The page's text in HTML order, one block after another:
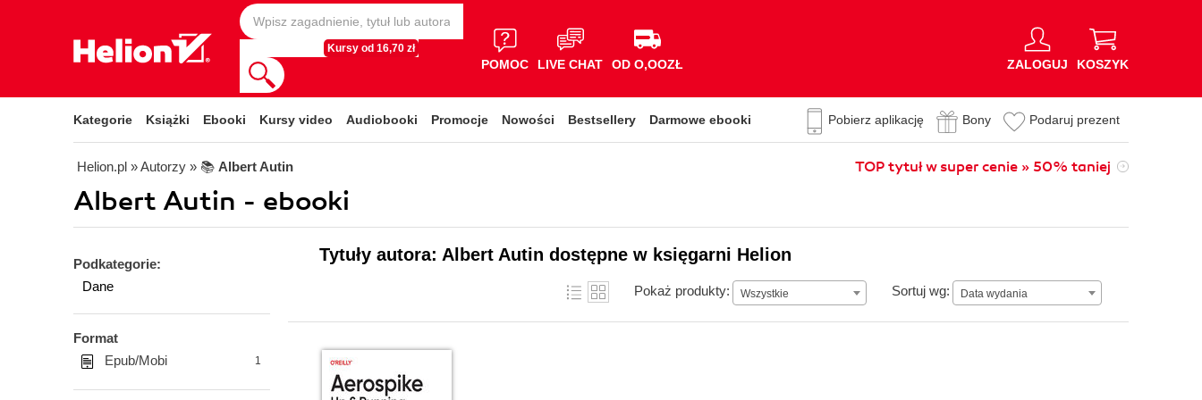
Kursy od 16,70 zł
POMOC LIVE CHAT OD O,OOZŁ ZALOGUJ KOSZYK
Kategorie Książki Ebooki Kursy video Audiobooki Promocje Nowości Bestsellery Darmowe ebooki Pobierz aplikację Bony Podaruj prezent
Helion.pl » Autorzy » 📚 Albert Autin TOP tytuł w super cenie » 50% taniej
Albert Autin - ebooki
Podkategorie:
Dane
Format
Epub/Mobi
1
Tytuły autora: Albert Autin dostępne w księgarni Helion
Pokaż produkty: Wszystkie Sortuj wg: Data wydania
Data wydania